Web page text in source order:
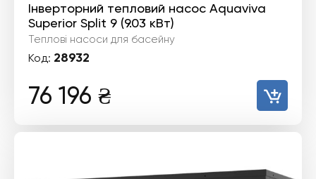
Інверторний тепловий насос Aquaviva
Superior Split 9 (9.03 кВт)
Теплові насоси для басейну
Код: 28932
76 196 ₴